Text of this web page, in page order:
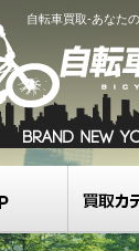
自転車買取-あなた